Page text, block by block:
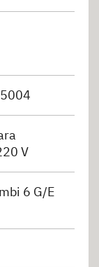
V
6 G/E